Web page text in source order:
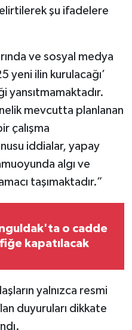
şu ifadelere
ve sosyal medya
yeni ilin kurulacağı’
yansıtmamaktadır.
mevcutta planlanan
çalışma
iddialar, yapay
algı ve
taşımaktadır.”
o cadde
kapatılacak
yalnızca resmi
duyuruları dikkate